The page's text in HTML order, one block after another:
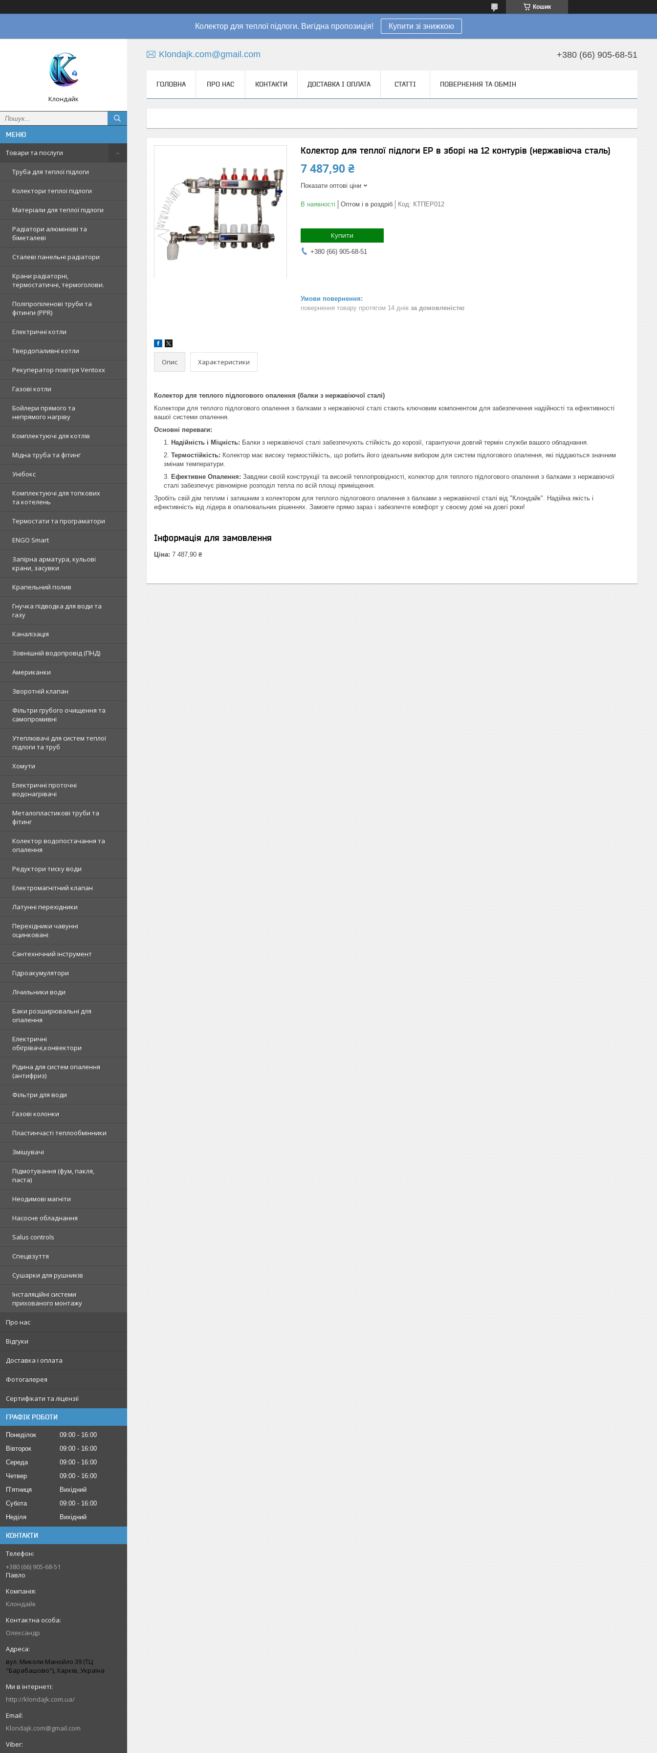
Кошик
Колектор для теплої підлоги. Вигідна пропозиція! Купити зі знижкою
Клондайк
Товари та послуги
Труба для теплої підлоги
Колектори теплої підлоги
Матеріали для теплої підлоги
Радіатори алюмінієві та
біметалеві
Сталеві панельні радіатори
Крани радіаторні,
термостатичні, термоголови.
Поліпропіленові труби та
фітинги (PPR)
Електричні котли
Твердопаливні котли
Рекуператор повітря Ventoxx
Газові котли
Бойлери прямого та
непрямого нагріву
Комплектуючі для котлів
Мідна труба та фітинг
Унібокс
Комплектуючі для топкових
та котелень
Термостати та програматори
ENGO Smart
Запірна арматура, кульові
крани, засувки
Крапельний полив
Гнучка підводка для води та
газу
Каналізація
Зовнішній водопровід (ПНД)
Американки
Зворотній клапан
Фільтри грубого очищення та
самопромивні
Утеплювачі для систем теплої
підлоги та труб
Хомути
Електричні проточні
водонагрівачі
Металопластикові труби та
фітинг
Колектор водопостачання та
опалення
Редуктори тиску води
Електромагнітний клапан
Латунні перехідники
Перехідники чавунні
оцинковані
Сантехнічний інструмент
Гідроакумулятори
Лічильники води
Баки розширювальні для
опалення
Електричні
обігрівачі,конвектори
Рідина для систем опалення
(антифриз)
Фільтри для води
Газові колонки
Пластинчасті теплообмінники
Змішувачі
Підмотування (фум, пакля,
паста)
Неодимові магніти
Насосне обладнання
Salus controls
Спецвзуття
Сушарки для рушників
Інсталяційні системи
прихованого монтажу
Про нас
Відгуки
Доставка і оплата
Фотогалерея
Сертифікати та ліцензії
ГРАФІК РОБОТИ
Понеділок 09:00
16:00
Вівторок
09:00
16:00
Середа
09:00
16:00
Четвер
09:00
16:00
Пʼятниця
Вихідний
Субота
09:00
16:00
Неділя
Вихідний
КОНТАКТИ
+380 (66) 905-68-51
Павло
Клондайк
Олександр
вул. Миколи Манойло 39 (ТЦ
"Барабашово"), Харків, Україна
http://klondajk.com.ua/
Klondajk.com@gmail.com
Klondajk.com@gmail.com +380 (66) 905-68-51
ГОЛОВНА ПРО НАС КОНТАКТИ ДОСТАВКА І ОПЛАТА СТАТТІ ПОВЕРНЕННЯ ТА ОБМІН
Колектор для теплої підлоги EP в зборі на 12 контурів (нержавіюча сталь)
7 487,90 ₴
Показати оптові ціни
В наявності Оптом і в роздріб Код: КТПЕР012
Купити
+380 (66) 905-68-51
повернення товару протягом 14 днів за домовленістю
Опис Характеристики
Колектор для теплого підлогового опалення (балки з нержавіючої сталі)
Колектори для теплого підлогового опалення з балками з нержавіючої сталі стають ключовим компонентом для забезпечення надійності та ефективності
вашої системи опалення.
Основні переваги:
Надійність і Міцність: Балки з нержавіючої сталі забезпечують стійкість до корозії, гарантуючи довгий термін служби вашого обладнання.
Термостійкість: Колектор має високу термостійкість, що робить його ідеальним вибором для систем підлогового опалення, які піддаються значним
змінам температури.
Ефективне Опалення: Завдяки своїй конструкції та високій теплопровідності, колектор для теплого підлогового опалення з балками з нержавіючої
сталі забезпечує рівномірне розподіл тепла по всій площі приміщення.
Зробіть свій дім теплим і затишним з колектором для теплого підлогового опалення з балками з нержавіючої сталі від "Клондайк". Надійна якість і
ефективність від лідера в опалювальних рішеннях. Замовте прямо зараз і забезпечте комфорт у своєму домі на довгі роки!
Інформація для замовлення
Ціна: 7 487,90 ₴